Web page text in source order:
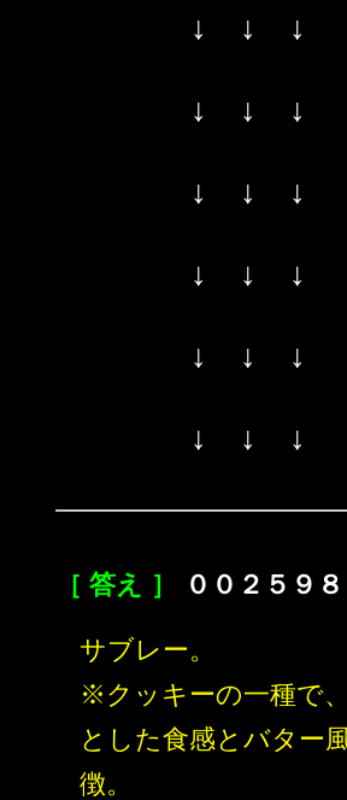
↓ ↓ ↓
↓ ↓ ↓
↓ ↓ ↓
↓ ↓ ↓
↓ ↓ ↓
↓ ↓ ↓
［ 答え ］ ００２５９８
サブレー。
※クッキーの一種で
とした食感とバター
徴。